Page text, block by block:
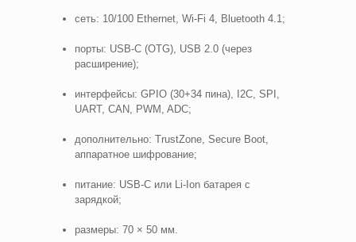
сеть: 10/100 Ethernet, Wi-Fi 4, Bluetooth 4.1;
порты: USB-C (OTG), USB 2.0 (через
расширение);
интерфейсы: GPIO (30+34 пина), I2C, SPI,
UART, CAN, PWM, ADC;
дополнительно: TrustZone, Secure Boot,
аппаратное шифрование;
питание: USB-C или Li-Ion батарея с
зарядкой;
размеры: 70 × 50 мм.